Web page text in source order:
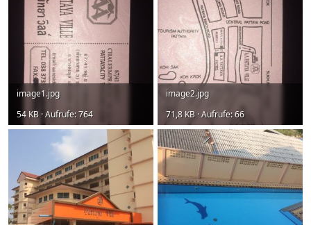
image1.jpg
54 KB · Aufrufe: 764
image2.jpg
71,8 KB · Aufrufe: 66